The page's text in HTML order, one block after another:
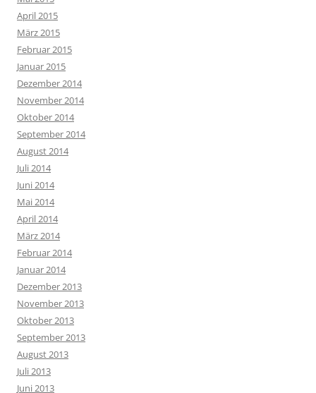
April 2015
März 2015
Februar 2015
Januar 2015
Dezember 2014
November 2014
Oktober 2014
September 2014
August 2014
Juli 2014
Juni 2014
Mai 2014
April 2014
März 2014
Februar 2014
Januar 2014
Dezember 2013
November 2013
Oktober 2013
September 2013
August 2013
Juli 2013
Juni 2013